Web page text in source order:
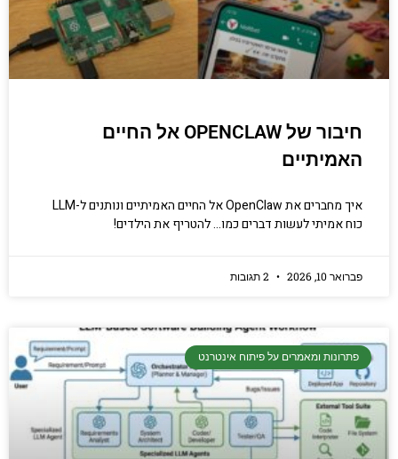
חיבור של OPENCLAW אל החיים
האמיתיים
איך מחברים את OpenClaw אל החיים האמיתיים ונותנים ל-LLM
כוח אמיתי לעשות דברים כמו… להטריף את הילדים!
פברואר 10, 2026
פתרונות ומאמרים על פיתוח אינטרנט